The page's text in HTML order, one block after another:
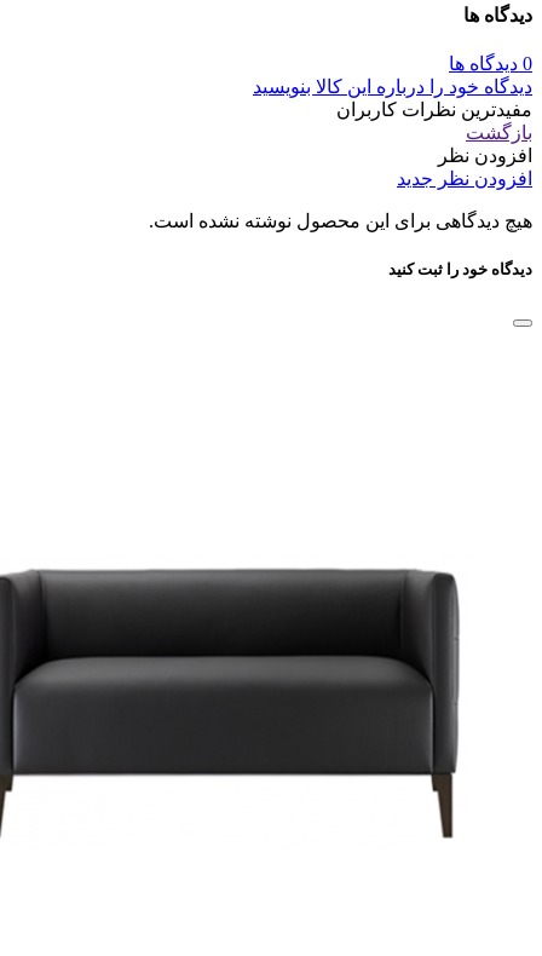
دیدگاه ها
0 دیدگاه ها
دیدگاه خود را درباره این کالا بنویسید
مفیدترین نظرات کاربران
بازگشت
افزودن نظر
افزودن نظر جدید
هیچ دیدگاهی برای این محصول نوشته نشده است.
دیدگاه خود را ثبت کنید